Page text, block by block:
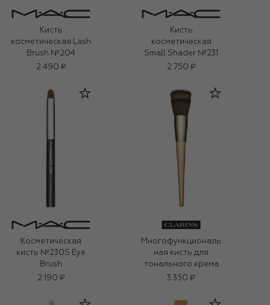
Кисть
косметическая Lash
Brush №204
2 490 ₽
Кисть
косметическая
Small Shader №231
2 750 ₽
Косметическая
кисть №230S Eye
Brush
2 190 ₽
Многофункциональ
ная кисть для
тонального крема
3 350 ₽